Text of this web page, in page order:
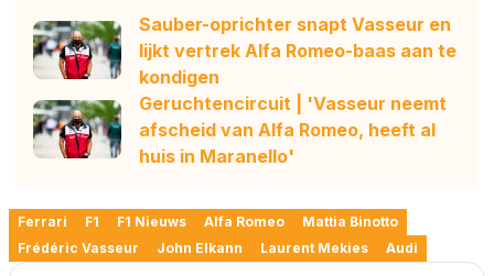
Sauber-oprichter snapt Vasseur en
lijkt vertrek Alfa Romeo-baas aan te
kondigen
Geruchtencircuit | 'Vasseur neemt
afscheid van Alfa Romeo, heeft al
huis in Maranello'
Ferrari F1 F1 Nieuws Alfa Romeo
Mattia Binotto
Frédéric Vasseur
John Elkann Laurent Mekies Audi